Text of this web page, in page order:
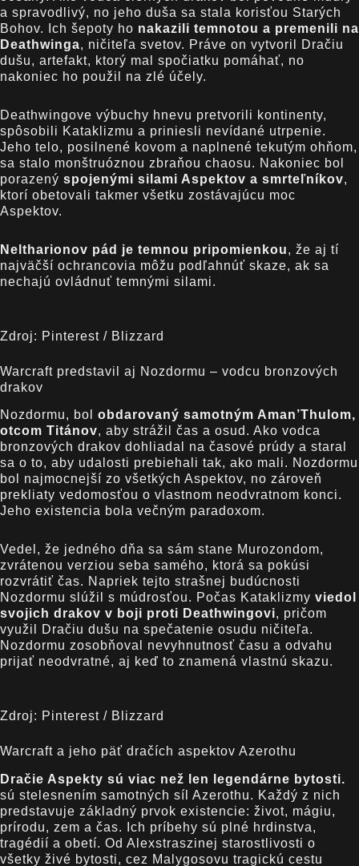
a spravodlivý, no jeho duša sa stala korisťou Starých
Bohov. Ich šepoty ho nakazili temnotou a premenili na
Deathwinga, ničiteľa svetov. Práve on vytvoril Dračiu
dušu, artefakt, ktorý mal spočiatku pomáhať, no
nakoniec ho použil na zlé účely.
Deathwingove výbuchy hnevu pretvorili kontinenty,
spôsobili Kataklizmu a priniesli nevídané utrpenie.
Jeho telo, posilnené kovom a naplnené tekutým ohňom,
sa stalo monštruóznou zbraňou chaosu. Nakoniec bol
porazený spojenými silami Aspektov a smrteľníkov,
ktorí obetovali takmer všetku zostávajúcu moc
Aspektov.
Neltharionov pád je temnou pripomienkou, že aj tí
najväčší ochrancovia môžu podľahnúť skaze, ak sa
nechajú ovládnuť temnými silami.
Zdroj: Pinterest / Blizzard
Warcraft predstavil aj Nozdormu – vodcu bronzových
drakov
Nozdormu, bol obdarovaný samotným Aman’Thulom,
otcom Titánov, aby strážil čas a osud. Ako vodca
bronzových drakov dohliadal na časové prúdy a staral
sa o to, aby udalosti prebiehali tak, ako mali. Nozdormu
bol najmocnejší zo všetkých Aspektov, no zároveň
prekliaty vedomosťou o vlastnom neodvratnom konci.
Jeho existencia bola večným paradoxom.
Vedel, že jedného dňa sa sám stane Murozondom,
zvrátenou verziou seba samého, ktorá sa pokúsi
rozvrátiť čas. Napriek tejto strašnej budúcnosti
Nozdormu slúžil s múdrosťou. Počas Kataklizmy viedol
svojich drakov v boji proti Deathwingovi, pričom
využil Dračiu dušu na spečatenie osudu ničiteľa.
Nozdormu zosobňoval nevyhnutnosť času a odvahu
prijať neodvratné, aj keď to znamená vlastnú skazu.
Zdroj: Pinterest / Blizzard
Warcraft a jeho päť dračích aspektov Azerothu
Dračie Aspekty sú viac než len legendárne bytosti.
sú stelesnením samotných síl Azerothu. Každý z nich
predstavuje základný prvok existencie: život, mágiu,
prírodu, zem a čas. Ich príbehy sú plné hrdinstva,
tragédií a obetí. Od Alexstraszinej starostlivosti o
všetky živé bytosti, cez Malygosovu tragickú cestu